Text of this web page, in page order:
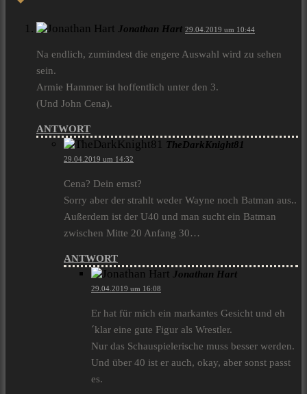
Jonathan Hart 29.04.2019 um 10:44
Na endlich, zumindest die engere Auswahl wird zu sehen
sein.
Armie Hammer ist hoffentlich unter den 3.
(Und John Cena).
ANTWORT
TheDarkKnight81
29.04.2019 um 14:32
Cena? Dein ernst?
Sorry aber der strahlt weder Wayne noch Batman aus..
Außerdem ist der U40 und man sucht ein Batman
zwischen Mitte 20 Anfang 30…
ANTWORT
Jonathan Hart
29.04.2019 um 16:08
Er hat für mich ein markantes Gesicht und eh
´klar eine gute Figur als Wrestler.
Nur das Schauspielerische muss besser werden.
Und über 40 ist er auch, okay, aber sonst passt
es.